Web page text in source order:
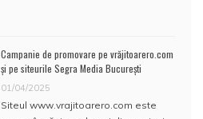
Campanie de promovare pe vrăjitoarero.com
și pe siteurile Segra Media București
01/04/2025
Siteul www.vrajitoarero.com este